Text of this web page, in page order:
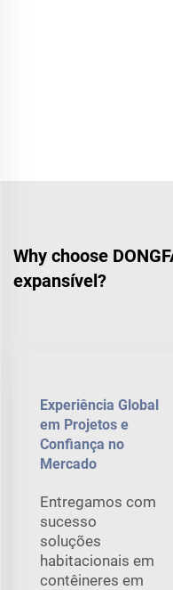
Why choose
expansível?
Experiência Global
em Projetos e
Confiança no
Mercado
Entregamos com
sucesso
soluções
habitacionais em
contêineres em